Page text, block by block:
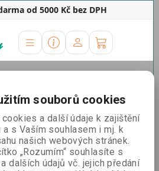
od 5000 Kč bez DPH
pult Mini
černé dřevo
souborů cookies
a další údaje k zajištění
s Vaším souhlasem i mj. k
našich webových stránek.
„Rozumím“ souhlasíte s
dalších údajů vč. jejich předání